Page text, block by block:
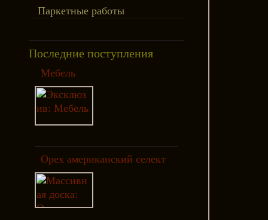
Паркетные работы
Последние поступления
Мебель
Орех американский селект